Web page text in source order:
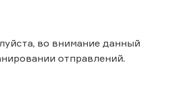
во внимание данный
отправлений.